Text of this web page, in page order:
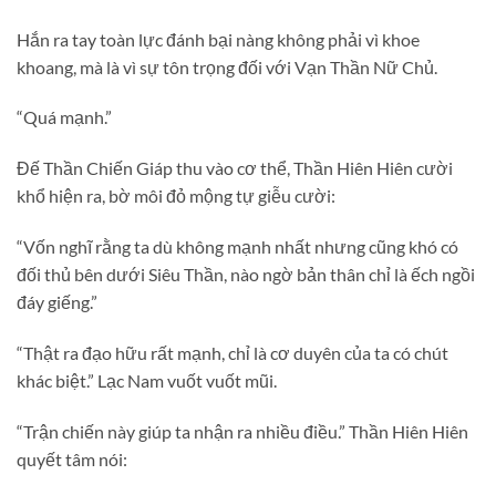
Hắn ra tay toàn lực đánh bại nàng không phải vì khoe
khoang, mà là vì sự tôn trọng đối với Vạn Thần Nữ Chủ.
“Quá mạnh.”
Đế Thần Chiến Giáp thu vào cơ thể, Thần Hiên Hiên cười
khổ hiện ra, bờ môi đỏ mộng tự giễu cười:
“Vốn nghĩ rằng ta dù không mạnh nhất nhưng cũng khó có
đối thủ bên dưới Siêu Thần, nào ngờ bản thân chỉ là ếch ngồi
đáy giếng.”
“Thật ra đạo hữu rất mạnh, chỉ là cơ duyên của ta có chút
khác biệt.” Lạc Nam vuốt vuốt mũi.
“Trận chiến này giúp ta nhận ra nhiều điều.” Thần Hiên Hiên
quyết tâm nói: